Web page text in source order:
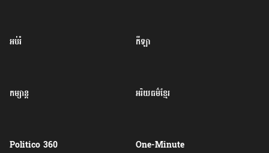
អប់រំ កីឡា
កម្សាន្ត អរិយធម៌ខ្មែរ
Politico 360 One-Minute